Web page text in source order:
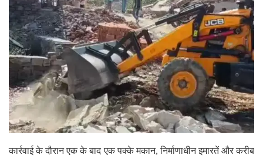
कार्रवाई के दौरान एक के बाद एक पक्के मकान, निर्माणाधीन इमारतें और करीब